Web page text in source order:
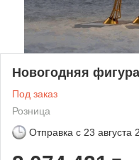
Новогодняя
Под заказ
Розница
Отправка с 23 августа